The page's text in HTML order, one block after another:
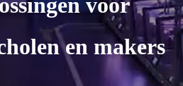
voor
en makers